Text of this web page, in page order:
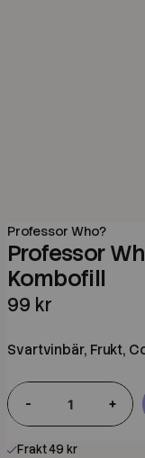
Professor Who?
Professor
Kombofill
99 kr
Svartvinbär, Frukt,
- +
Frakt 49 kr